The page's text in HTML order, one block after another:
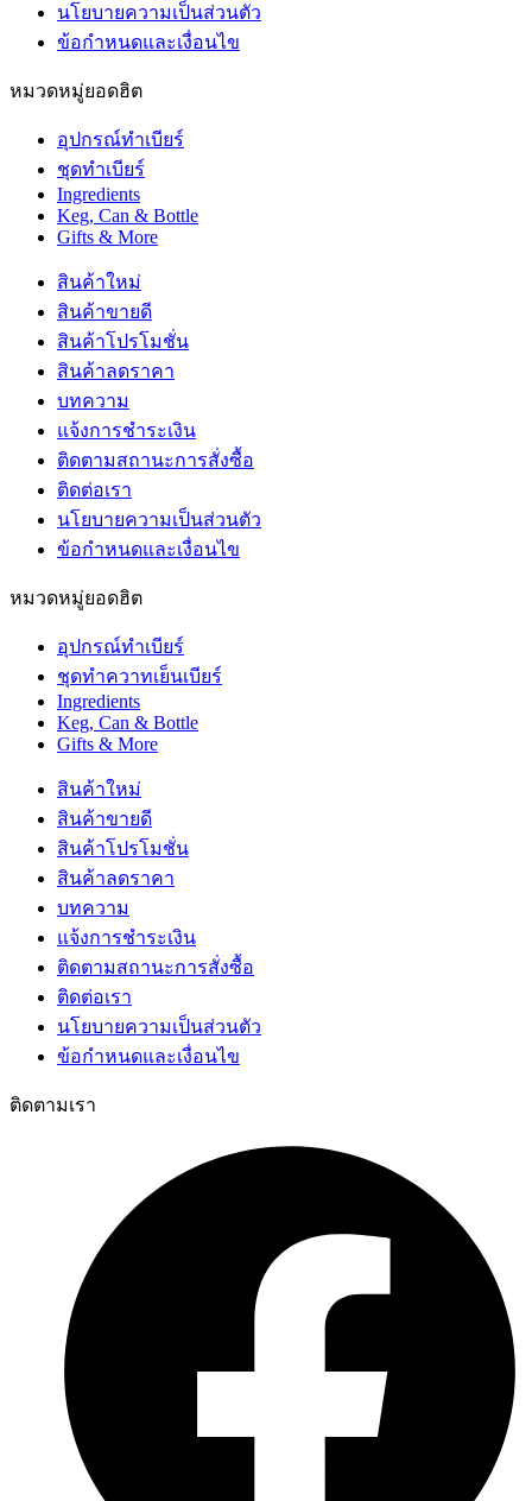
นโยบายความเป็นส่วนตัว
ข้อกำหนดและเงื่อนไข
หมวดหมู่ยอดฮิต
อุปกรณ์ทำเบียร์
ชุดทำเบียร์
Ingredients
Keg, Can & Bottle
Gifts & More
สินค้าใหม่
สินค้าขายดี
สินค้าโปรโมชั่น
สินค้าลดราคา
บทความ
แจ้งการชำระเงิน
ติดตามสถานะการสั่งซื้อ
ติดต่อเรา
นโยบายความเป็นส่วนตัว
ข้อกำหนดและเงื่อนไข
หมวดหมู่ยอดฮิต
อุปกรณ์ทำเบียร์
ชุดทำควาทเย็นเบียร์
Ingredients
Keg, Can & Bottle
Gifts & More
สินค้าใหม่
สินค้าขายดี
สินค้าโปรโมชั่น
สินค้าลดราคา
บทความ
แจ้งการชำระเงิน
ติดตามสถานะการสั่งซื้อ
ติดต่อเรา
นโยบายความเป็นส่วนตัว
ข้อกำหนดและเงื่อนไข
ติดตามเรา